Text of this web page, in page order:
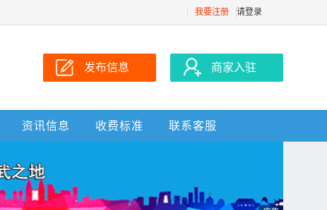
我要注册 请登录
发布信息 商家入驻
资讯信息 收费标准 联系客服